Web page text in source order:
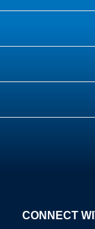
CONNECT